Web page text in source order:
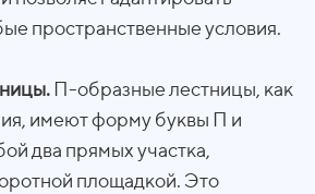
пространственные условия.
П-образные лестницы, как
имеют форму буквы П и
два прямых участка,
площадкой. Это